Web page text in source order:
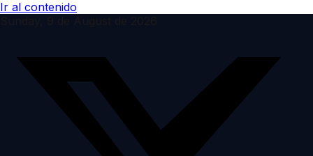
Ir al contenido